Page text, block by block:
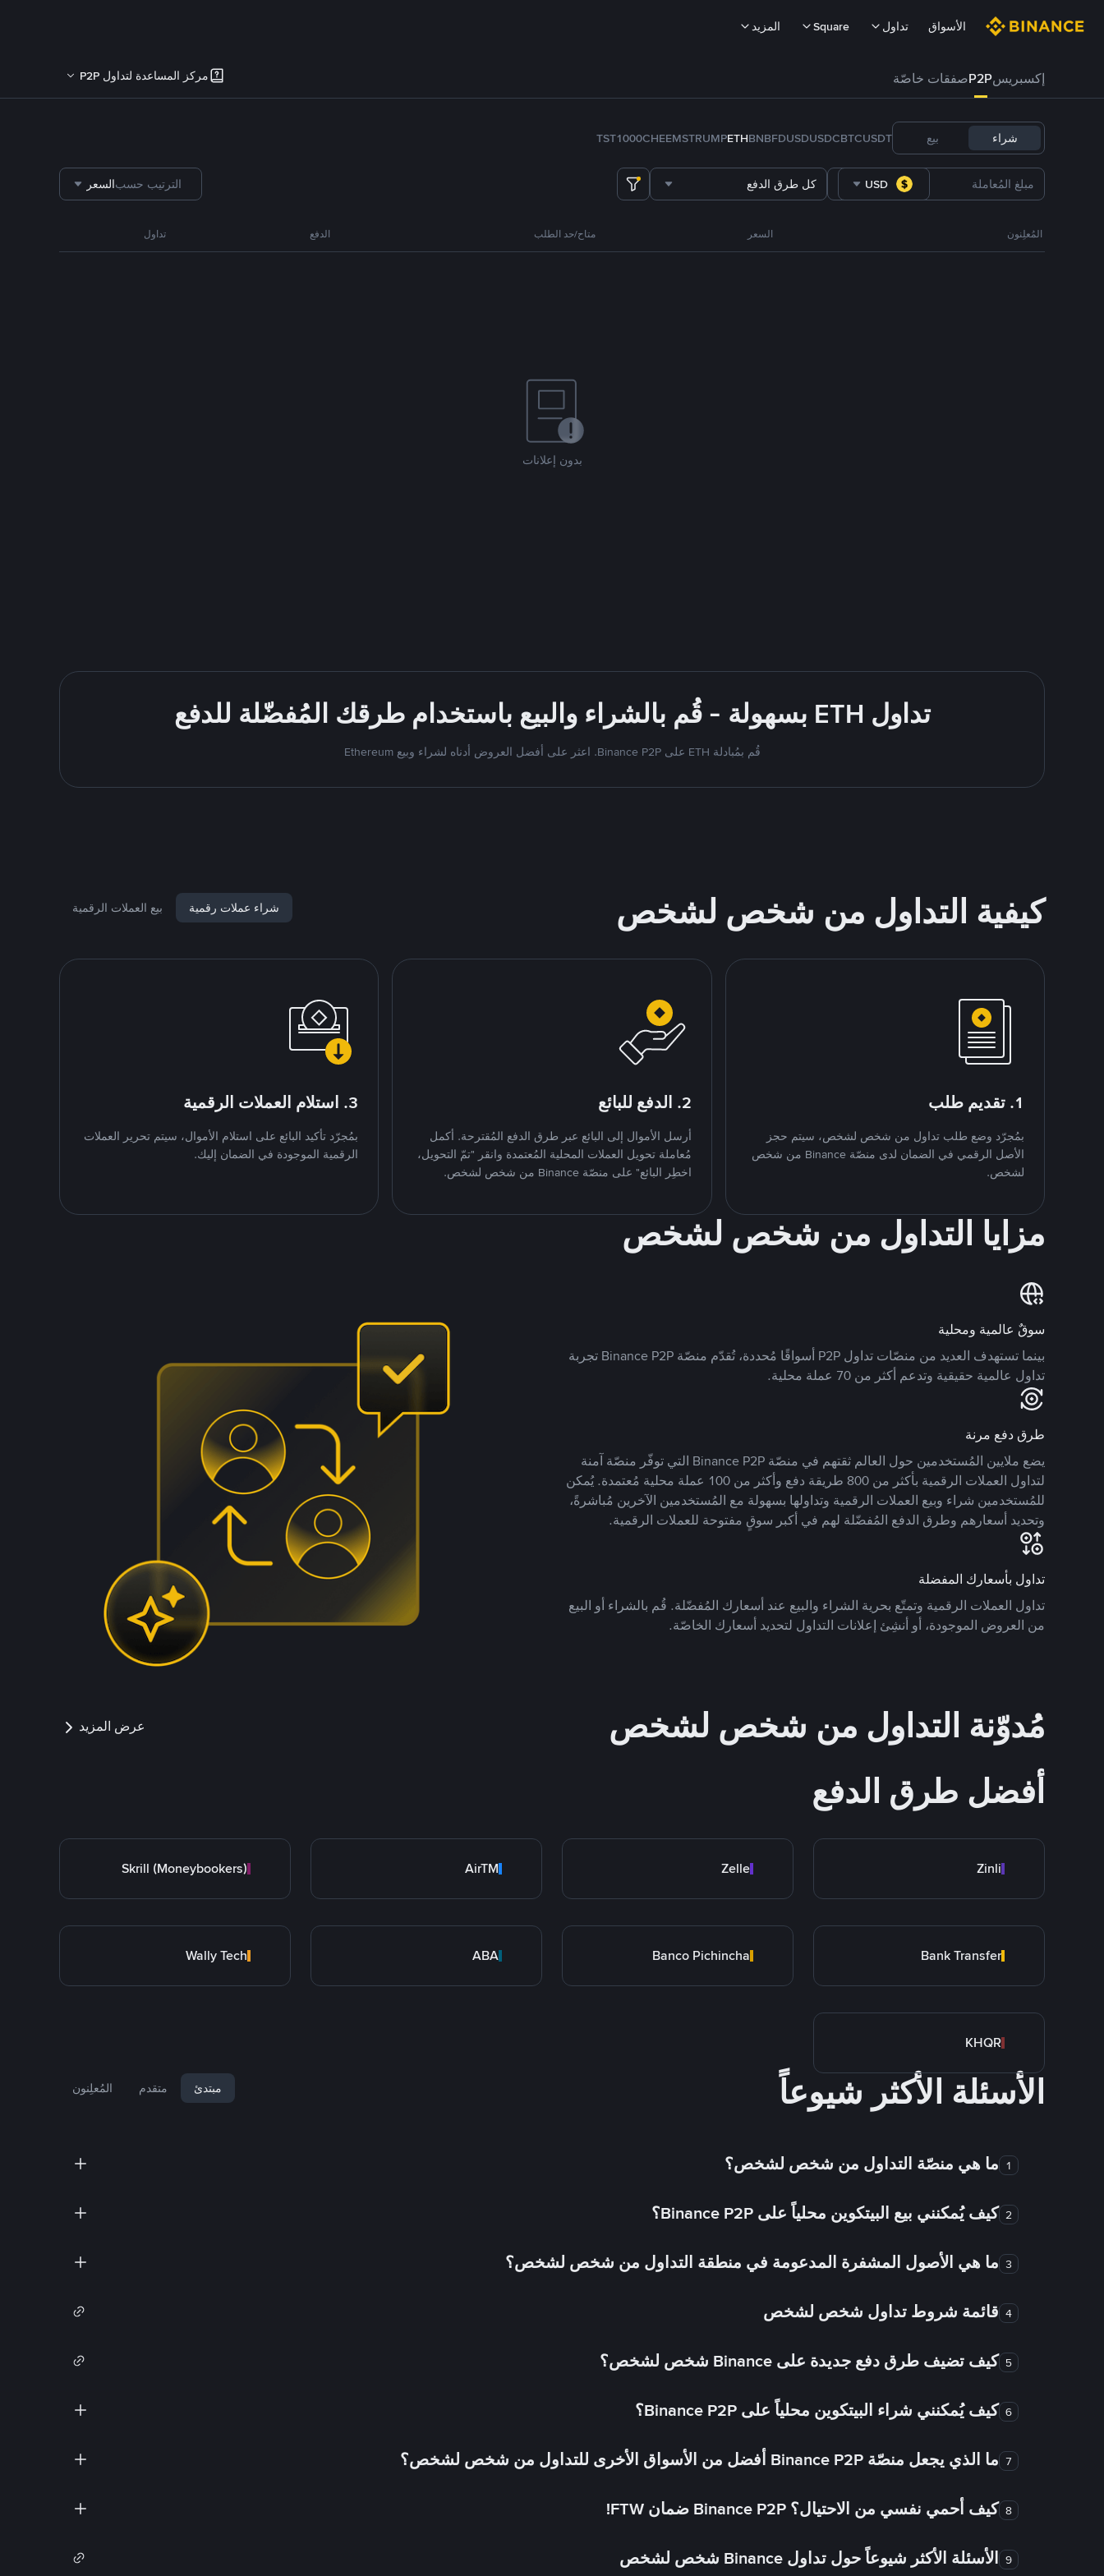
الأسواق تداول Square المزيد
إكسبريسP2Pصفقات خاصّة مركز المساعدة لتداول P2P
شراء بيع USDT
BTC
USDC
FDUSD
BNB
ETH
TRUMP
1000CHEEMS
TST
USD كل طرق الدفع الترتيب حسبالسعر
المُعلِنون السعر متاح/حد الطلب الدفع تداول
بدون إعلانات
تداول ETH بسهولة - قُم بالشراء والبيع باستخدام طرقك المُفضّلة للدفع
قُم بمُبادلة ETH على Binance P2P. اعثر على أفضل العروض أدناه لشراء وبيع Ethereum
كيفية التداول من شخص لشخص شراء عملات رقمية بيع العملات الرقمية
1. تقديم طلب
بمُجرّد وضع طلب تداول من شخص لشخص، سيتم حجز
الأصل الرقمي في الضمان لدى منصّة Binance من شخص
لشخص.
2. الدفع للبائع
أرسل الأموال إلى البائع عبر طرق الدفع المُقترحة. أكمل
مُعاملة تحويل العملات المحلية المُعتمدة وانقر "تمّ التحويل،
اخطِر البائع" على منصّة Binance من شخص لشخص.
3. استلام العملات الرقمية
بمُجرّد تأكيد البائع على استلام الأموال، سيتم تحرير العملات
الرقمية الموجودة في الضمان إليك.
مزايا التداول من شخص لشخص
سوقٌ عالمية ومحلية
بينما تستهدف العديد من منصّات تداول P2P أسواقًا مُحددة، تُقدّم منصّة Binance P2P تجربة
تداول عالمية حقيقية وتدعم أكثر من 70 عملة محلية.
طرق دفع مرنة
يضع ملايين المُستخدمين حول العالم ثقتهم في منصّة Binance P2P التي توفّر منصّة آمنة
لتداول العملات الرقمية بأكثر من 800 طريقة دفع وأكثر من 100 عملة محلية مُعتمدة. يُمكن
للمُستخدمين شراء وبيع العملات الرقمية وتداولها بسهولة مع المُستخدمين الآخرين مُباشرةً،
وتحديد أسعارهم وطرق الدفع المُفضّلة لهم في أكبر سوقٍ مفتوحة للعملات الرقمية.
تداول بأسعارك المفضلة
تداول العملات الرقمية وتمتّع بحرية الشراء والبيع عند أسعارك المُفضّلة. قُم بالشراء أو البيع
من العروض الموجودة، أو أنشِئ إعلانات التداول لتحديد أسعارك الخاصّة.
مُدوّنة التداول من شخص لشخص عرض المزيد
أفضل طرق الدفع
Zinli
Zelle
AirTM
Skrill (Moneybookers)
Bank Transfer
Banco Pichincha
ABA
Wally Tech
KHQR
الأسئلة الأكثر شيوعاً مبتدئ متقدم المُعلِنون
1 ما هي منصّة التداول من شخص لشخص؟
2 كيف يُمكنني بيع البيتكوين محلياً على Binance P2P؟
3 ما هي الأصول المشفرة المدعومة في منطقة التداول من شخص لشخص؟
4 قائمة شروط تداول شخص لشخص
5 كيف تضيف طرق دفع جديدة على Binance شخص لشخص؟
6 كيف يُمكنني شراء البيتكوين محلياً على Binance P2P؟
7 ما الذي يجعل منصّة Binance P2P أفضل من الأسواق الأخرى للتداول من شخص لشخص؟
8 كيف أحمي نفسي من الاحتيال؟ Binance P2P ضمان FTW!
9 الأسئلة الأكثر شيوعاً حول تداول Binance شخص لشخص